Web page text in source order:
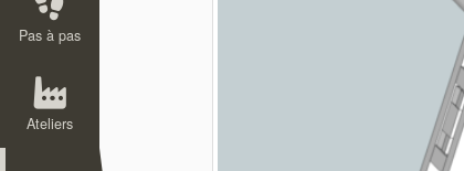
Pas à pas
Ateliers